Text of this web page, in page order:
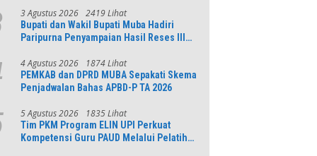
3 Agustus 2026 2419 Lihat
Bupati dan Wakil Bupati Muba Hadiri
Paripurna Penyampaian Hasil Reses III
4 Agustus 2026 1874 Lihat
PEMKAB dan DPRD MUBA Sepakati Skema
Penjadwalan Bahas APBD-P TA 2026
5 Agustus 2026 1835 Lihat
Tim PKM Program ELIN UPI Perkuat
Kompetensi Guru PAUD Melalui Pelatihan